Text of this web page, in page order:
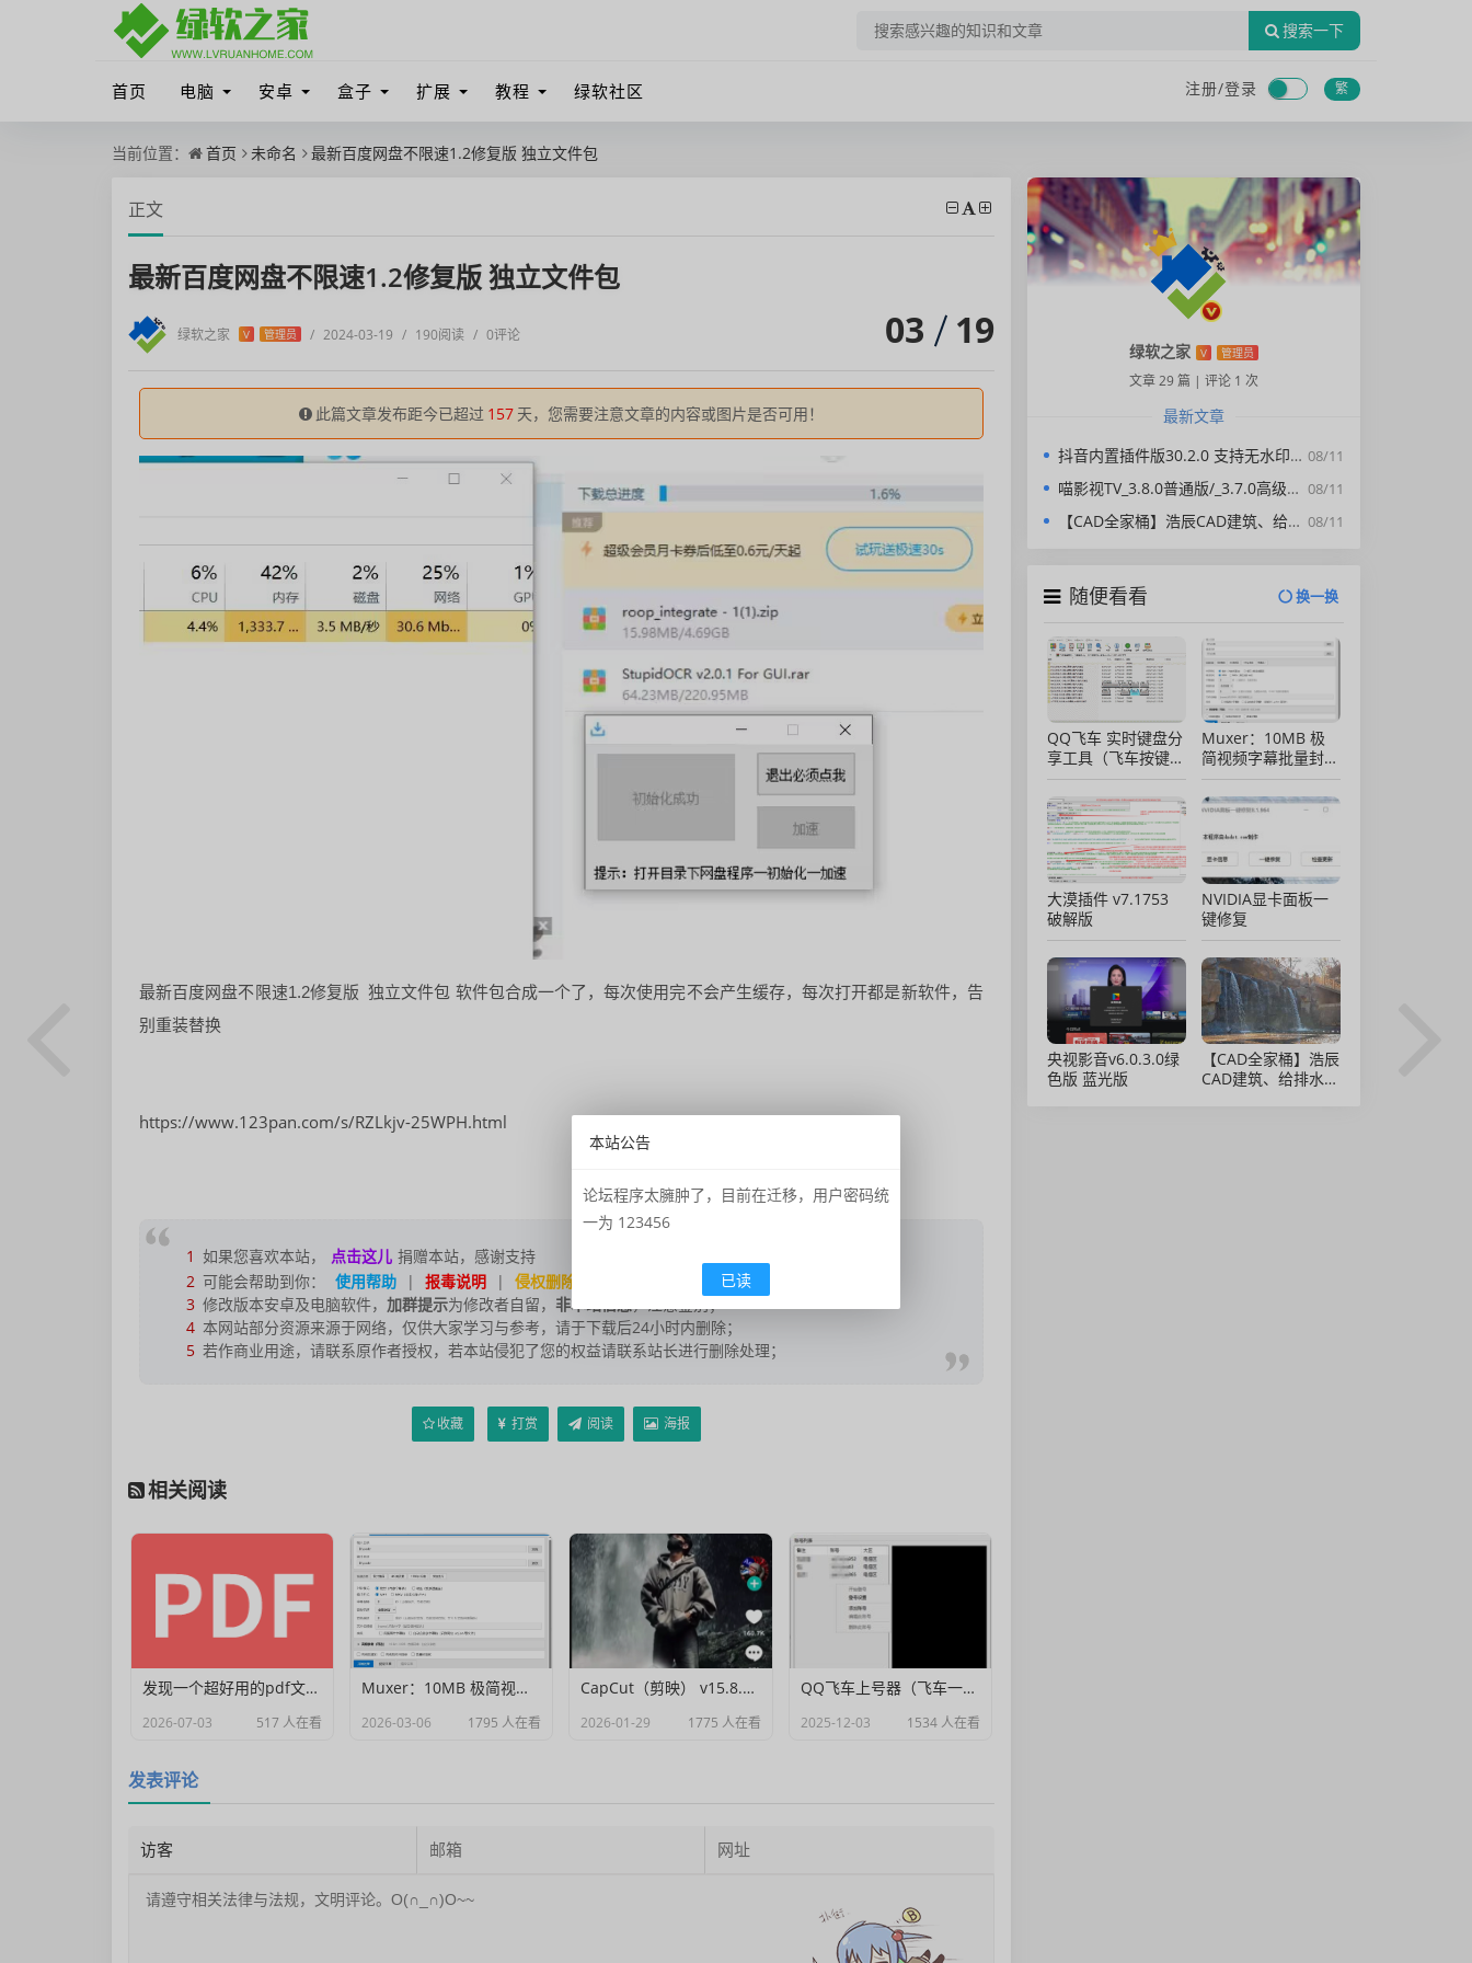
搜索一下
首页 电脑 安卓 盒子 扩展 教程 绿软社区 注册/登录 繁
当前位置： 首页 未命名 最新百度网盘不限速1.2修复版 独立文件包
正文
最新百度网盘不限速1.2修复版 独立文件包
绿软之家 V 管理员 / 2024-03-19 / 190阅读 / 0评论 03 19
此篇文章发布距今已超过 157 天，您需要注意文章的内容或图片是否可用！
最新百度网盘不限速1.2修复版 独立文件包 软件包合成一个了，每次使用完不会产生缓存，每次打开都是新软件，告
别重装替换
https://www.123pan.com/s/RZLkjv-25WPH.html
1 如果您喜欢本站， 点击这儿 捐赠本站，感谢支持
2 可能会帮助到你： 使用帮助 | 报毒说明 | 侵权删除
3 修改版本安卓及电脑软件， 加群提示为修改者自留， 非本站信息，注意鉴别；
4 本网站部分资源来源于网络，仅供大家学习与参考，请于下载后24小时内删除；
5 若作商业用途，请联系原作者授权，若本站侵犯了您的权益请联系站长进行删除处理；
收藏 打赏 阅读 海报
相关阅读
发现一个超好用的pdf文档编辑器
2026-07-03 517 人在看
Muxer：10MB 极简视频字幕批量封装工具 (单文件/绿色版)
2026-03-06 1795 人在看
CapCut（剪映） v15.8.0 国际高级会员解锁破解版
2026-01-29 1775 人在看
QQ飞车上号器（飞车一键登号器）V1.0
2025-12-03 1534 人在看
发表评论
绿软之家 V 管理员
文章 29 篇 | 评论 1 次
最新文章
08/11
抖音内置插件版30.2.0 支持无水印下载视频，去广告，精简界面
08/11
喵影视TV_3.8.0普通版/_3.7.0高级版/4.X低版本完美适配/内置源/4K超清
08/11
【CAD全家桶】浩辰CAD建筑、给排水、暖通、电气、电力软件 安装包中文版，亲测可用！
随便看看 换一换
QQ飞车 实时键盘分
享工具（飞车按键显
示）直播专用版
Muxer：10MB 极
简视频字幕批量封装
工具 (单文件/绿色
版)
大漠插件 v7.1753
破解版
NVIDIA显卡面板一
键修复
央视影音v6.0.3.0绿
色版 蓝光版
【CAD全家桶】浩辰
CAD建筑、给排水、
本站公告
论坛程序太臃肿了，目前在迁移，用户密码统
一为 123456
已读